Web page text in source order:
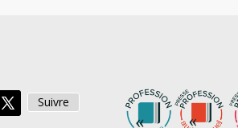
Suivre